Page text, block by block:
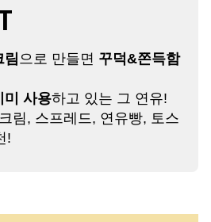
림으로 만들면 꾸덕&쫀득함
미 사용하고 있는 그 연유!
림, 스프레드, 연유빵, 토스
!